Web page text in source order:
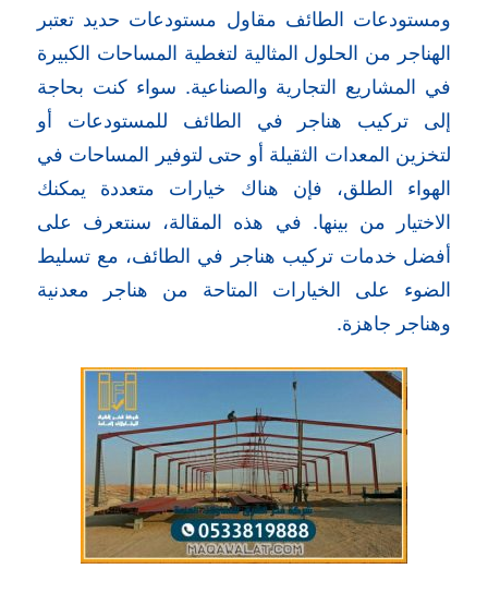
ومستودعات الطائف مقاول مستودعات حديد تعتبر
الهناجر من الحلول المثالية لتغطية المساحات الكبيرة
في المشاريع التجارية والصناعية. سواء كنت بحاجة
إلى تركيب هناجر في الطائف للمستودعات أو
لتخزين المعدات الثقيلة أو حتى لتوفير المساحات في
الهواء الطلق، فإن هناك خيارات متعددة يمكنك
الاختيار من بينها. في هذه المقالة، سنتعرف على
أفضل خدمات تركيب هناجر في الطائف، مع تسليط
الضوء على الخيارات المتاحة من هناجر معدنية
وهناجر جاهزة.